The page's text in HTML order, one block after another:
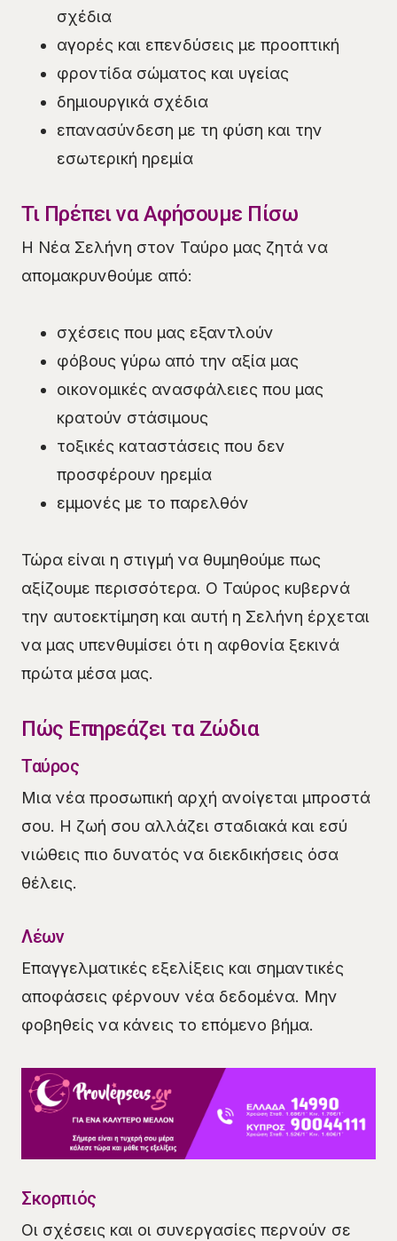
σχέδια
αγορές και επενδύσεις με προοπτική
φροντίδα σώματος και υγείας
δημιουργικά σχέδια
επανασύνδεση με τη φύση και την
εσωτερική ηρεμία
Τι Πρέπει να Αφήσουμε Πίσω
Η Νέα Σελήνη στον Ταύρο μας ζητά να
απομακρυνθούμε από:
σχέσεις που μας εξαντλούν
φόβους γύρω από την αξία μας
οικονομικές ανασφάλειες που μας
κρατούν στάσιμους
τοξικές καταστάσεις που δεν
προσφέρουν ηρεμία
εμμονές με το παρελθόν
Τώρα είναι η στιγμή να θυμηθούμε πως
αξίζουμε περισσότερα. Ο Ταύρος κυβερνά
την αυτοεκτίμηση και αυτή η Σελήνη έρχεται
να μας υπενθυμίσει ότι η αφθονία ξεκινά
πρώτα μέσα μας.
Πώς Επηρεάζει τα Ζώδια
Ταύρος
Μια νέα προσωπική αρχή ανοίγεται μπροστά
σου. Η ζωή σου αλλάζει σταδιακά και εσύ
νιώθεις πιο δυνατός να διεκδικήσεις όσα
θέλεις.
Λέων
Επαγγελματικές εξελίξεις και σημαντικές
αποφάσεις φέρνουν νέα δεδομένα. Μην
φοβηθείς να κάνεις το επόμενο βήμα.
Σκορπιός
Οι σχέσεις και οι συνεργασίες περνούν σε